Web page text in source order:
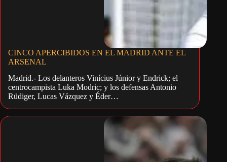
CINCO APERCIBIDOS EN EL MADRID ANTE EL
ARSENAL
Madrid.- Los delanteros Vinícius Júnior y Endrick; el
centrocampista Luka Modric; y los defensas Antonio
Rüdiger, Lucas Vázquez y Éder…